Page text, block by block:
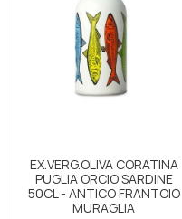
EX.VERG.OLIVA CORATINA
PUGLIA ORCIO SARDINE
50CL - ANTICO FRANTOIO
MURAGLIA